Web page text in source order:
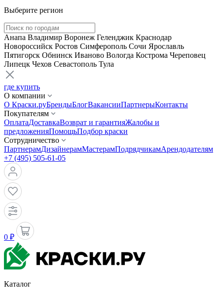
Выберите регион
Анапа Владимир Воронеж Геленджик Краснодар
Новороссийск Ростов Симферополь Сочи Ярославль
Пятигорск Обнинск Иваново Вологда Кострома Череповец
Липецк Чехов Севастополь Тула
где купить
О компании
О Краски.руБрендыБлогВакансииПартнерыКонтакты
Покупателям
ОплатаДоставкаВозврат и гарантияЖалобы и
предложенияПомощьПодбор краски
Сотрудничество
ПартнерамДизайнерамМастерамПодрядчикамАрендодателям
+7 (495) 505-61-05
0 ₽
Каталог